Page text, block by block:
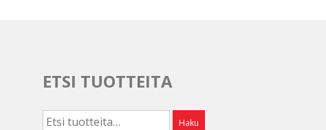
ETSI TUOTTEITA
Etsi: Haku